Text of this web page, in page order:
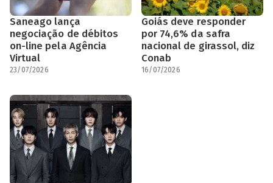
Saneago lança
negociação de débitos
on-line pela Agência
Virtual
23/07/2026
Goiás deve responder
por 74,6% da safra
nacional de girassol, diz
Conab
16/07/2026